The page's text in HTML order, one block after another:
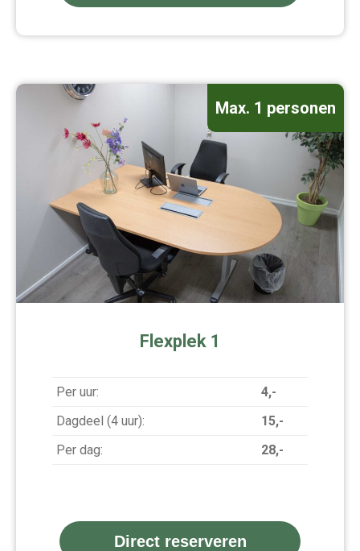
Max. 1 personen
Flexplek 1
Per uur:
4,-
Dagdeel (4 uur):
15,-
Per dag:
28,-
Direct reserveren